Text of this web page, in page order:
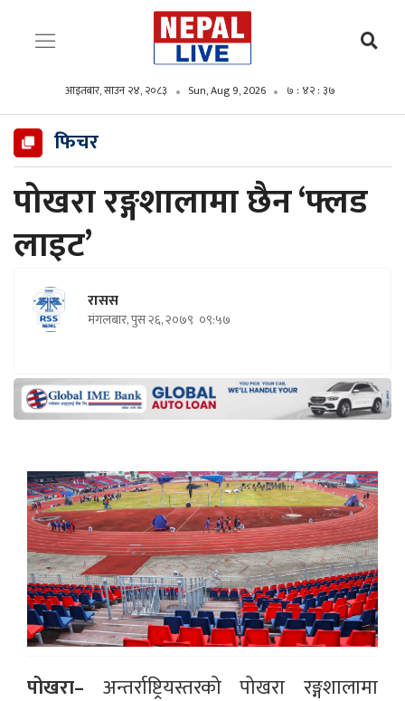
आइतबार, साउन २४, २०८३ Sun, Aug 9, 2026 ७ : ४२ : ३८
फिचर
पोखरा रङ्गशालामा छैन ‘फ्लड
लाइट’
रासस
मंगलबार, पुस २६, २०७९ ०९:५७
पोखरा– अन्तर्राष्ट्रियस्तरको पोखरा रङ्गशालामा